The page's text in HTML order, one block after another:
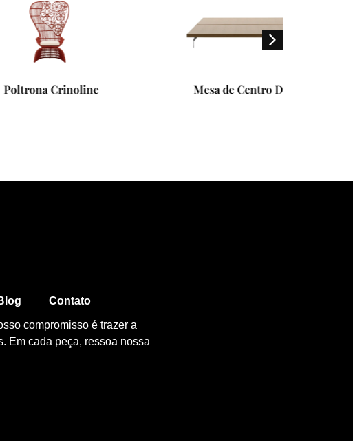
Mesa de Centro Dock
Contato
compromisso é trazer a
Em cada peça, ressoa nossa